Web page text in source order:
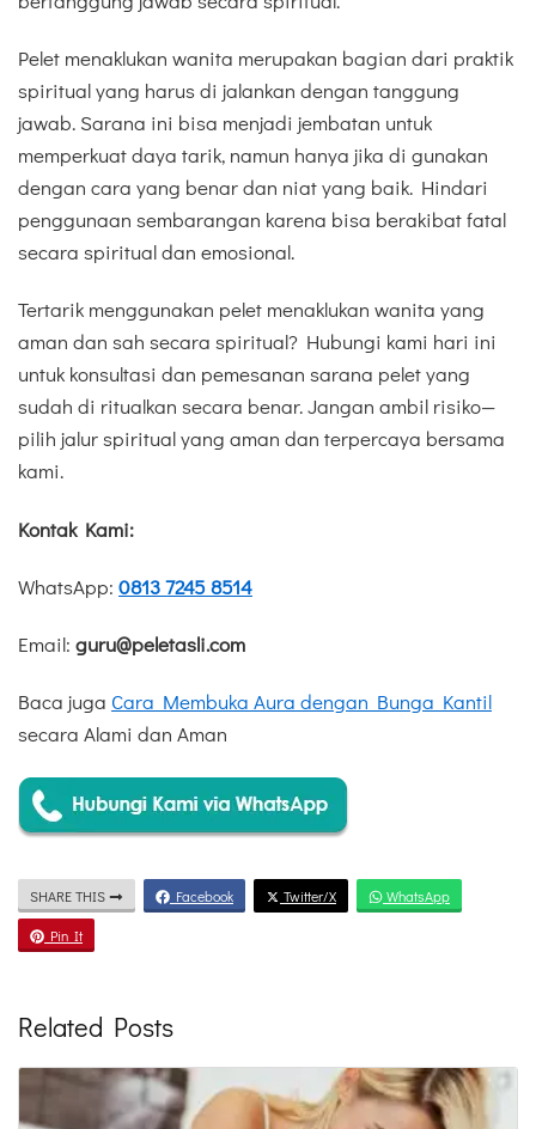
Pelet menaklukan wanita merupakan bagian dari praktik
spiritual yang harus di jalankan dengan tanggung
jawab. Sarana ini bisa menjadi jembatan untuk
memperkuat daya tarik, namun hanya jika di gunakan
dengan cara yang benar dan niat yang baik. Hindari
penggunaan sembarangan karena bisa berakibat fatal
secara spiritual dan emosional.
Tertarik menggunakan pelet menaklukan wanita yang
aman dan sah secara spiritual? Hubungi kami hari ini
untuk konsultasi dan pemesanan sarana pelet yang
sudah di ritualkan secara benar. Jangan ambil risiko—
pilih jalur spiritual yang aman dan terpercaya bersama
kami.
Kontak Kami:
WhatsApp: 0813 7245 8514
Email: guru@peletasli.com
Baca juga Cara Membuka Aura dengan Bunga Kantil
secara Alami dan Aman
SHARE THIS Facebook Twitter/X WhatsApp
Pin It
Related Posts